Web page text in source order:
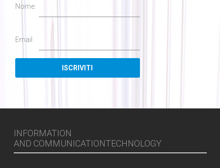
Nome:
Email:
INFORMATION
AND COMMUNICATIONTECHNOLOGY